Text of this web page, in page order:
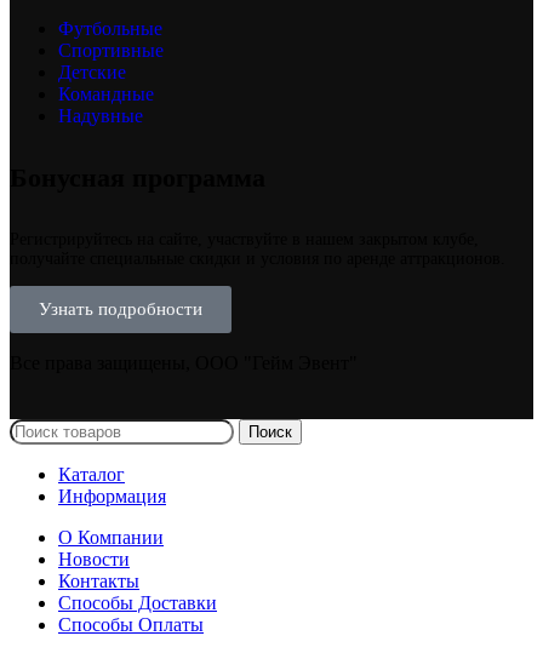
Футбольные
Спортивные
Детские
Командные
Надувные
Узнать подробности
Поиск
Каталог
Информация
О Компании
Новости
Контакты
Способы Доставки
Способы Оплаты